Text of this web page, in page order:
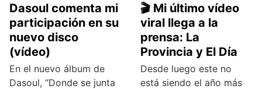
Dasoul comenta mi
participación en su
nuevo disco
(vídeo)
En el nuevo álbum de
Dasoul, “Donde se junta
🎬 Mi último vídeo
viral llega a la
prensa: La
Provincia y El Día
Desde luego este no
está siendo el año más